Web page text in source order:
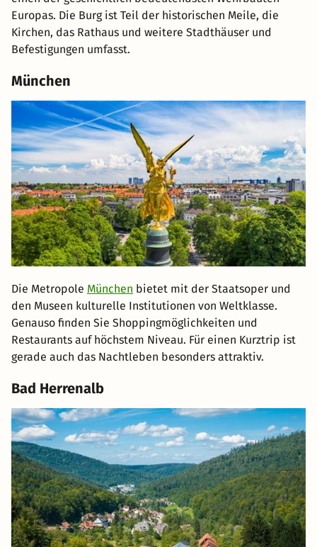
München
Die MetropoleMünchenbietet mit der Staatsoper und
den Museen kulturelle Institutionen von Weltklasse.
Genauso finden Sie Shoppingmöglichkeiten und
Restaurants auf höchstem Niveau. Für einen Kurztrip ist
gerade auch das Nachtleben besonders attraktiv.
Bad Herrenalb
Der kleine Thermalkurort Bad Herrenalb besitzt nicht nur